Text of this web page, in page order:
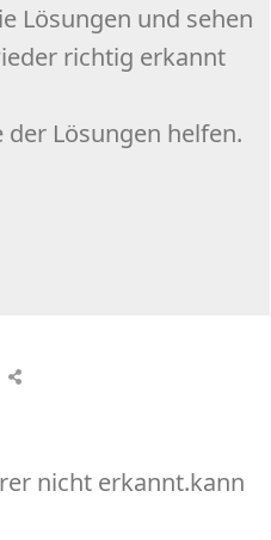
Lösungen und sehen
richtig erkannt
Lösungen helfen.
nicht erkannt.kann